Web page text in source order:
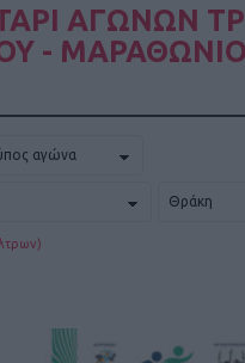
ΑΓΩΝΩΝ
-